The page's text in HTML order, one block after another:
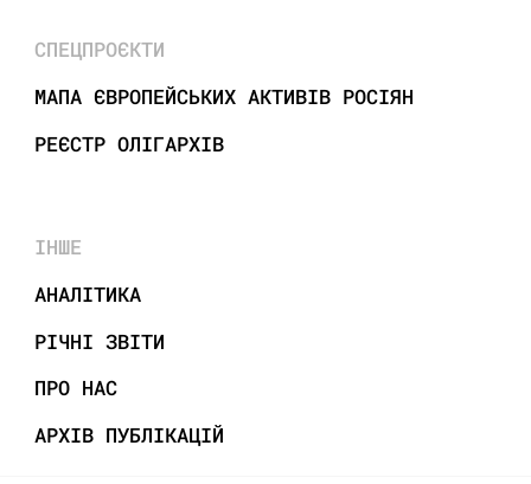
СПЕЦПРОЄКТИ
МАПА ЄВРОПЕЙСЬКИХ АКТИВІВ РОСІЯН
РЕЄСТР ОЛІГАРХІВ
ІНШЕ
АНАЛІТИКА
РІЧНІ ЗВІТИ
ПРО НАС
АРХІВ ПУБЛІКАЦІЙ